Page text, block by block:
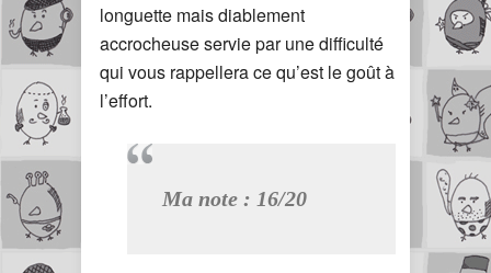
longuette mais diablement
accrocheuse servie par une difficulté
qui vous rappellera ce qu’est le goût à
l’effort.
Ma note : 16/20